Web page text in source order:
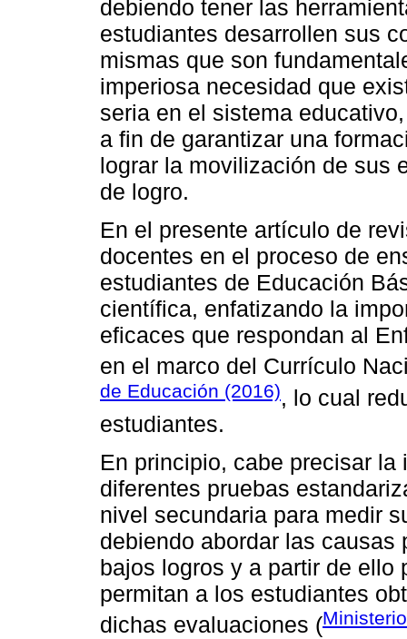
debiendo tener las
estudiantes desarrollen sus
mismas que son
imperiosa necesidad que
seria en el sistema
a fin de garantizar una
lograr la movilización de sus
de logro.
En el presente artículo de
docentes en el proceso de
estudiantes de Educación
científica, enfatizando la
eficaces que respondan al
en el marco del Currículo
de Educación (2016), lo cual
estudiantes.
En principio, cabe precisar
diferentes pruebas
nivel secundaria para medir
debiendo abordar las
bajos logros y a partir de ello
permitan a los estudiantes
dichas evaluaciones (